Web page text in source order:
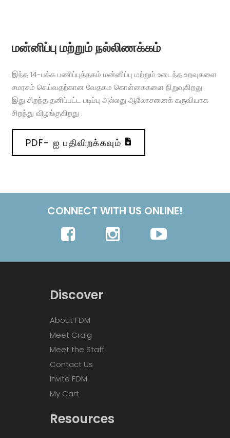
மன்னிப்பு மற்றும் நல்லிணக்கம்
இந்த 14-பக்க பணிப்புத்தகம் மன்னிப்பு மற்றும் உடைந்த உறவுகளை
சமரசம் செய்வதற்கான வேதகம கொள்கைகளை நிறுவுகிறது.
இது சிறந்த தனிப்பட்ட படிப்பு அல்லது ஆலோசனைக் கருவியாக
சிறந்து விழங்குகிறது .
PDF- ஐ பதிவிறக்கவும்
CONNECT WITH US ONLINE!
Discover
About FDM
Meet Craig
Meet the Staff
Contact Us
Invite FDM
My Cart
Resources